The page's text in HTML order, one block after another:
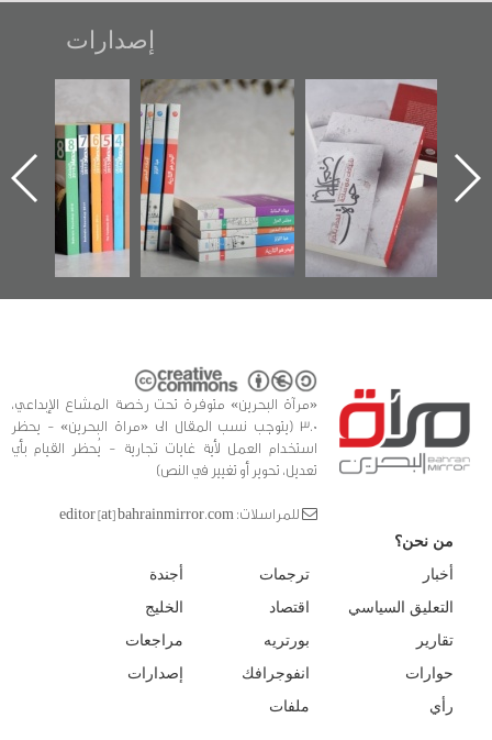
إصدارات
"حماة الباب الأخير":
الإصدار الأول عن
اعتصام الدراز
وأحداث ساحة
الفداء لمركز أوال
للدراسات والتوثيق
تصنيف موضوعي
للوثائق البريطانية
يقدمه «مركز أوال»
في سلسلة من 5
كتب
تصدر حصاد
الساحات 2019
«مرآة البحرين» متوفرة تحت رخصة المشاع الإبداعي،
3.0 (يتوجب نسب المقال الى «مراة البحرين» - يحظر
استخدام العمل لأية غايات تجارية - يُحظر القيام بأي
تعديل، تحوير أو تغيير في النص)
للمراسلات: editor [at] bahrainmirror.com
من نحن؟
أخبار
التعليق السياسي
تقارير
حوارات
رأي
ترجمات
اقتصاد
بورتريه
انفوجرافك
ملفات
أجندة
الخليج
مراجعات
إصدارات